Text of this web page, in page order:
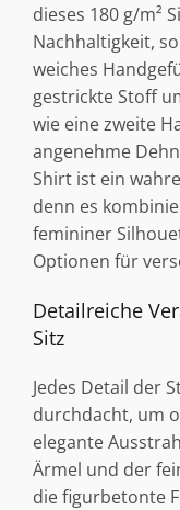
dieses 180 g/m²
Nachhaltigkeit,
weiches
gestrickte Stoff
wie eine zweite
angenehme
Shirt ist ein
denn es
femininer
Optionen für
Detailreiche
Sitz
Jedes Detail der
durchdacht, um
elegante
Ärmel und der
die figurbetonte